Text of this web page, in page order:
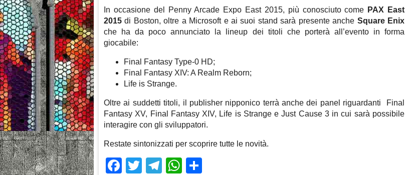
In occasione del Penny Arcade Expo East 2015, più conosciuto come PAX East
2015 di Boston, oltre a Microsoft e ai suoi stand sarà presente anche Square Enix
che ha da poco annunciato la lineup dei titoli che porterà all’evento in forma
giocabile:
Final Fantasy Type-0 HD;
Final Fantasy XIV: A Realm Reborn;
Life is Strange.
Oltre ai suddetti titoli, il publisher nipponico terrà anche dei panel riguardanti
Final
Fantasy XV, Final Fantasy XIV, Life is Strange e Just Cause 3 in cui sarà possibile
interagire con gli sviluppatori.
Restate sintonizzati per scoprire tutte le novità.
Facebook
TwitterTelegram
WhatsApp